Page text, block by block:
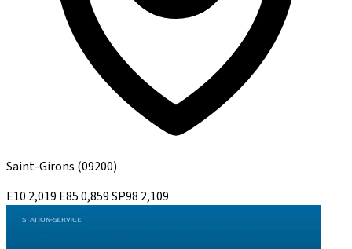
Saint-Girons (09200)
E10 2,019 E850,859SP98 2,109